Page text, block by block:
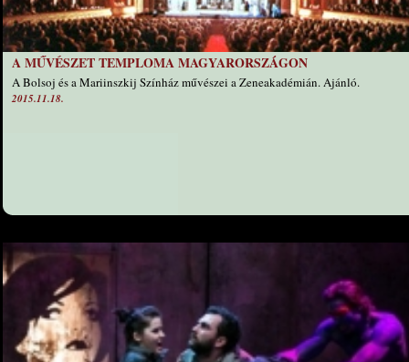
A MŰVÉSZET TEMPLOMA MAGYARORSZÁGON
A Bolsoj és a Mariinszkij Színház művészei a Zeneakadémián. Ajánló.
2015.11.18.